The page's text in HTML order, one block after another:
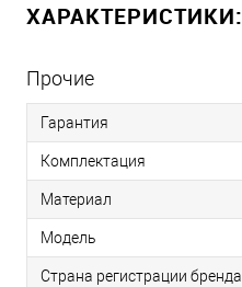
ХАРАКТЕРИСТИКИ:
Прочие
Гарантия
Комплектация
Материал
Модель
Страна регистрации бренда